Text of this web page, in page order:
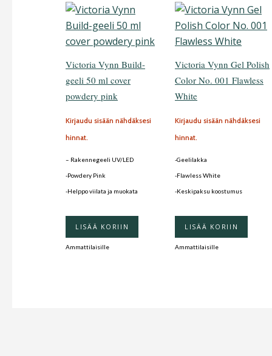
Victoria Vynn Build-
geeli 50 ml cover
powdery pink
Kirjaudu sisään nähdäksesi
hinnat.
– Rakennegeeli UV/LED
-Powdery Pink
-Helppo viilata ja muokata
LISÄÄ KORIIN
Ammattilaisille
Victoria Vynn Gel Polish
Color No. 001 Flawless
White
Kirjaudu sisään nähdäksesi
hinnat.
-Geelilakka
-Flawless White
-Keskipaksu koostumus
LISÄÄ KORIIN
Ammattilaisille